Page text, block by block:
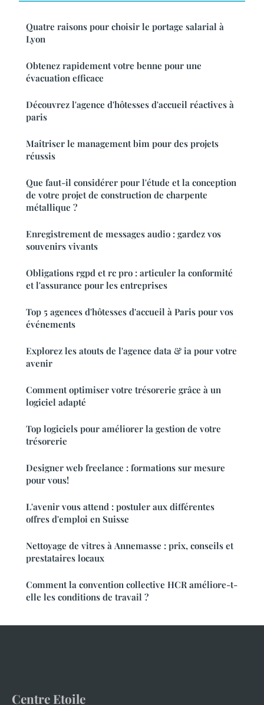
Quatre raisons pour choisir le portage salarial à
Lyon
Obtenez rapidement votre benne pour une
évacuation efficace
Découvrez l'agence d'hôtesses d'accueil réactives à
paris
Maîtriser le management bim pour des projets
réussis
Que faut-il considérer pour l'étude et la conception
de votre projet de construction de charpente
métallique ?
Enregistrement de messages audio : gardez vos
souvenirs vivants
Obligations rgpd et rc pro : articuler la conformité
et l'assurance pour les entreprises
Top 5 agences d'hôtesses d'accueil à Paris pour vos
événements
Explorez les atouts de l'agence data & ia pour votre
avenir
Comment optimiser votre trésorerie grâce à un
logiciel adapté
Top logiciels pour améliorer la gestion de votre
trésorerie
Designer web freelance : formations sur mesure
pour vous!
L'avenir vous attend : postuler aux différentes
offres d'emploi en Suisse
Nettoyage de vitres à Annemasse : prix, conseils et
prestataires locaux
Comment la convention collective HCR améliore-t-
elle les conditions de travail ?
Centre Etoile